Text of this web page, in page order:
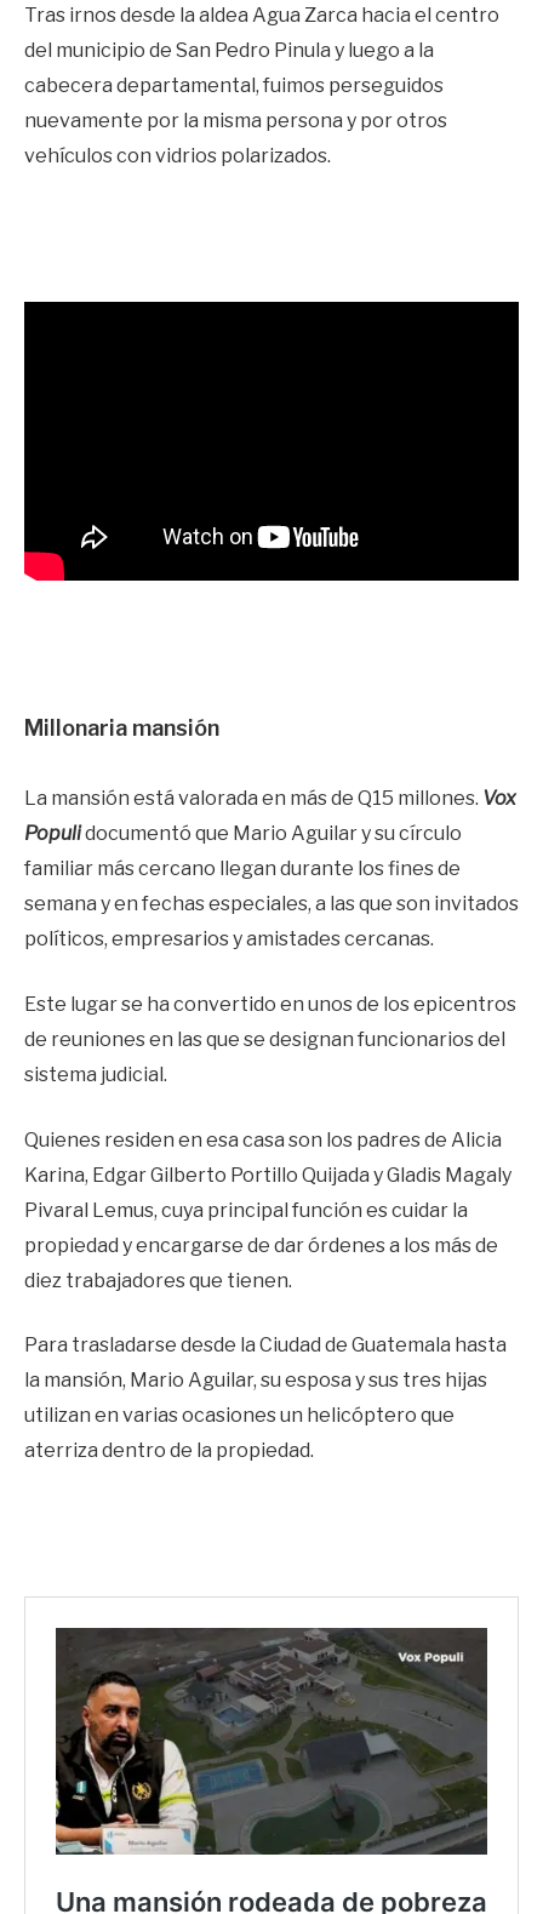
Tras irnos desde la aldea Agua Zarca hacia el centro
del municipio de San Pedro Pinula y luego a la
cabecera departamental, fuimos perseguidos
nuevamente por la misma persona y por otros
vehículos con vidrios polarizados.
Millonaria mansión
La mansión está valorada en más de Q15 millones. Vox
Populidocumentó que Mario Aguilar y su círculo
familiar más cercano llegan durante los fines de
semana y en fechas especiales, a las que son invitados
políticos, empresarios y amistades cercanas.
Este lugar se ha convertido en unos de los epicentros
de reuniones en las que se designan funcionarios del
sistema judicial.
Quienes residen en esa casa son los padres de Alicia
Karina, Edgar Gilberto Portillo Quijada y Gladis Magaly
Pivaral Lemus, cuya principal función es cuidar la
propiedad y encargarse de dar órdenes a los más de
diez trabajadores que tienen.
Para trasladarse desde la Ciudad de Guatemala hasta
la mansión, Mario Aguilar, su esposa y sus tres hijas
utilizan en varias ocasiones un helicóptero que
aterriza dentro de la propiedad.